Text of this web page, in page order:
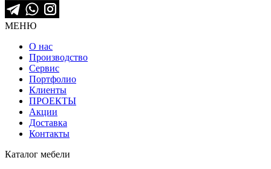
МЕНЮ
О нас
Производство
Сервис
Портфолио
Клиенты
ПРОЕКТЫ
Акции
Доставка
Контакты
Каталог мебели